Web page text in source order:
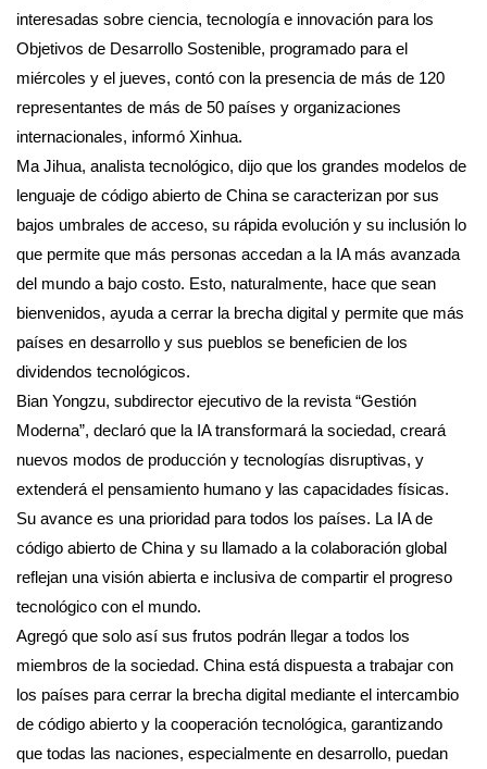
interesadas sobre ciencia, tecnología e innovación para los
Objetivos de Desarrollo Sostenible, programado para el
miércoles y el jueves, contó con la presencia de más de 120
representantes de más de 50 países y organizaciones
internacionales, informó Xinhua.
Ma Jihua, analista tecnológico, dijo que los grandes modelos de
lenguaje de código abierto de China se caracterizan por sus
bajos umbrales de acceso, su rápida evolución y su inclusión lo
que permite que más personas accedan a la IA más avanzada
del mundo a bajo costo. Esto, naturalmente, hace que sean
bienvenidos, ayuda a cerrar la brecha digital y permite que más
países en desarrollo y sus pueblos se beneficien de los
dividendos tecnológicos.
Bian Yongzu, subdirector ejecutivo de la revista “Gestión
Moderna”, declaró que la IA transformará la sociedad, creará
nuevos modos de producción y tecnologías disruptivas, y
extenderá el pensamiento humano y las capacidades físicas.
Su avance es una prioridad para todos los países. La IA de
código abierto de China y su llamado a la colaboración global
reflejan una visión abierta e inclusiva de compartir el progreso
tecnológico con el mundo.
Agregó que solo así sus frutos podrán llegar a todos los
miembros de la sociedad. China está dispuesta a trabajar con
los países para cerrar la brecha digital mediante el intercambio
de código abierto y la cooperación tecnológica, garantizando
que todas las naciones, especialmente en desarrollo, puedan